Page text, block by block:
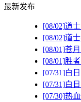
最新发布
[08/02]道
[08/02]道
[08/01]苍
[08/01]胜
[07/31] 白
[07/31] 白
[07/30]热